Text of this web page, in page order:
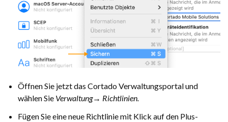
Öffnen Sie jetzt das Cortado Verwaltungsportal und
wählen Sie Verwaltung→ Richtlinien.
Fügen Sie eine neue Richtlinie mit Klick auf den Plus-